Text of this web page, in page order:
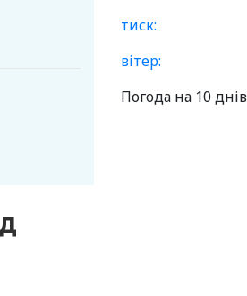
тиск:
вітер:
Погода на 10